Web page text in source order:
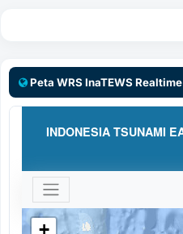
Peta WRS InaTEWS Realtime